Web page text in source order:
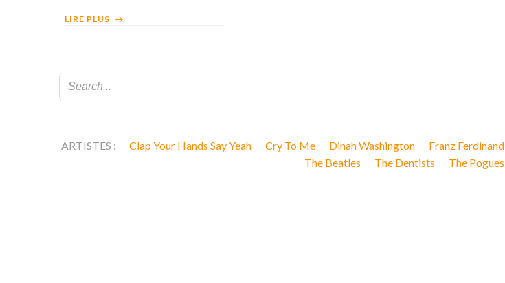
LIRE PLUS
ARTISTES : Clap Your Hands Say Yeah Cry To Me Dinah Washington Franz Ferdinand
The Beatles
The Dentists The Pogues